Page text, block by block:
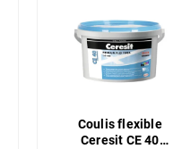
Coulis flexible
Ceresit CE 40